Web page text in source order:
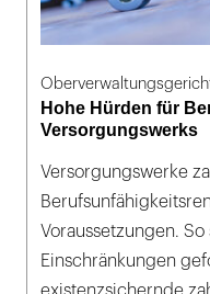
Hohe Hürden für
Versorgungswerks
Versorgungswerke
Voraussetzungen.
Einschränkungen